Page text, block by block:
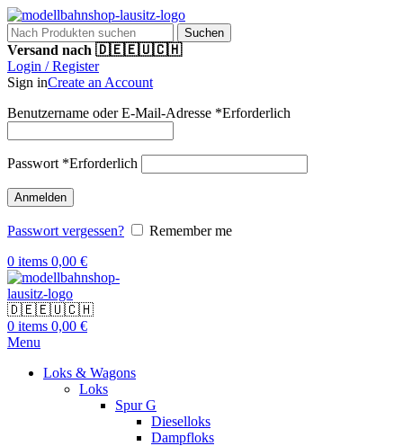
Suchen
Versand nach 🇩🇪🇪🇺🇨🇭
Login / Register
Sign inCreate an Account
Benutzername oder E-Mail-Adresse *Erforderlich
Passwort *Erforderlich
Anmelden
Passwort vergessen?
Remember me
0 items 0,00 €
🇩🇪🇪🇺🇨🇭
0 items 0,00 €
Menu
Loks & Wagons
Loks
Spur G
Dieselloks
Dampfloks